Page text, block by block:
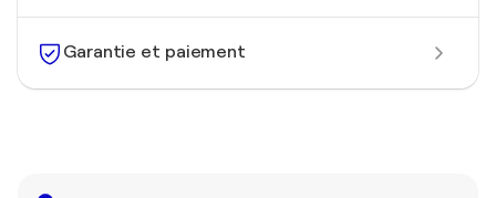
Garantie et paiement